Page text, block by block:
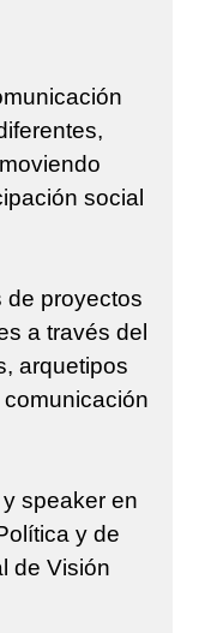
social
de proyectos
a través del
arquetipos
speaker en
y de
de Visión